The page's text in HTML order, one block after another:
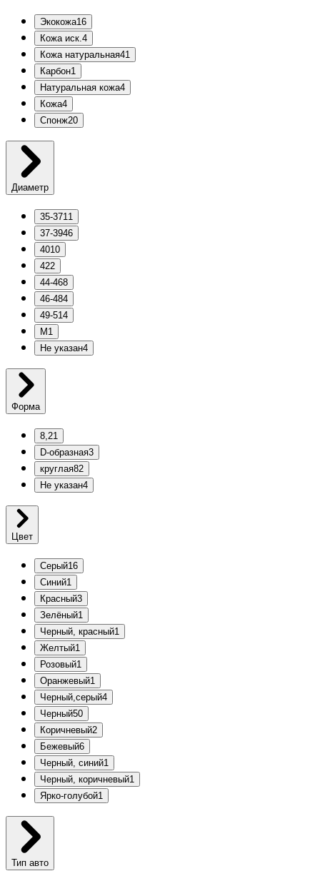
Экокожа16
Кожа иск.4
Кожа натуральная41
Карбон1
Натуральная кожа4
Кожа4
Спонж20
Диаметр
35-3711
37-3946
4010
422
44-468
46-484
49-514
M 1
Не указан4
Форма
8,21
D-образная3
круглая82
Не указан4
Цвет
Серый16
Синий1
Красный3
Зелёный1
Черный, красный1
Желтый1
Розовый1
Оранжевый1
Черный,серый4
Черный50
Коричневый2
Бежевый6
Черный, синий1
Черный, коричневый1
Ярко-голубой1
Тип авто